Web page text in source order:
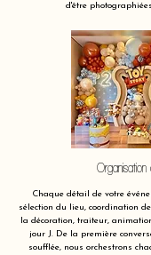
d'être
Chaque détail de votre
sélection du lieu, coordination
la décoration, traiteur,
jour J. De la première
soufflée, nous orchestrons